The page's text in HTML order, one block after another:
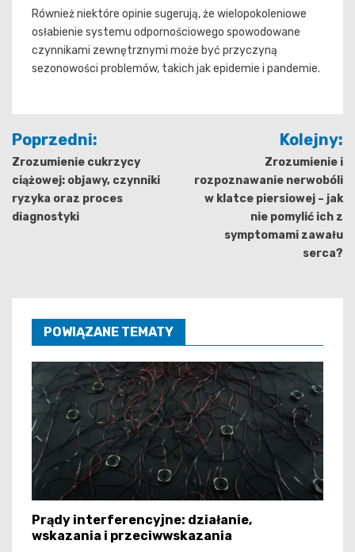
Również niektóre opinie sugerują, że wielopokoleniowe
osłabienie systemu odpornościowego spowodowane
czynnikami zewnętrznymi może być przyczyną
sezonowości problemów, takich jak epidemie i pandemie.
Nawigacja
wpisu
Poprzedni:
Zrozumienie cukrzycy
ciążowej: objawy, czynniki
ryzyka oraz proces
diagnostyki
Kolejny:
Zrozumienie i
rozpoznawanie nerwobóli
w klatce piersiowej – jak
nie pomylić ich z
symptomami zawału
serca?
POWIĄZANE TEMATY
Prądy interferencyjne: działanie,
wskazania i przeciwwskazania